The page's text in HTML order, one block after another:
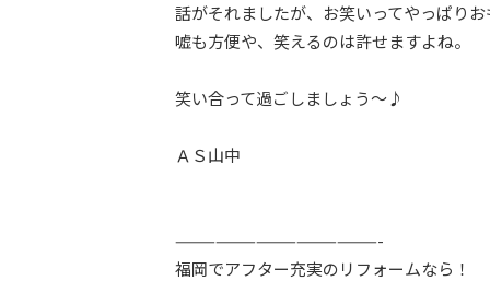
話がそれましたが、お笑いってやっぱり
嘘も方便や、笑えるのは許せますよね。
笑い合って過ごしましょう～♪
ＡＳ山中
———————————————-
福岡でアフター充実のリフォームなら！